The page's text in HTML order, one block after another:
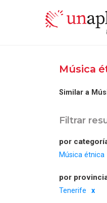
Música
Similar a
Filtrar
por
Música étnica
por
Tenerife